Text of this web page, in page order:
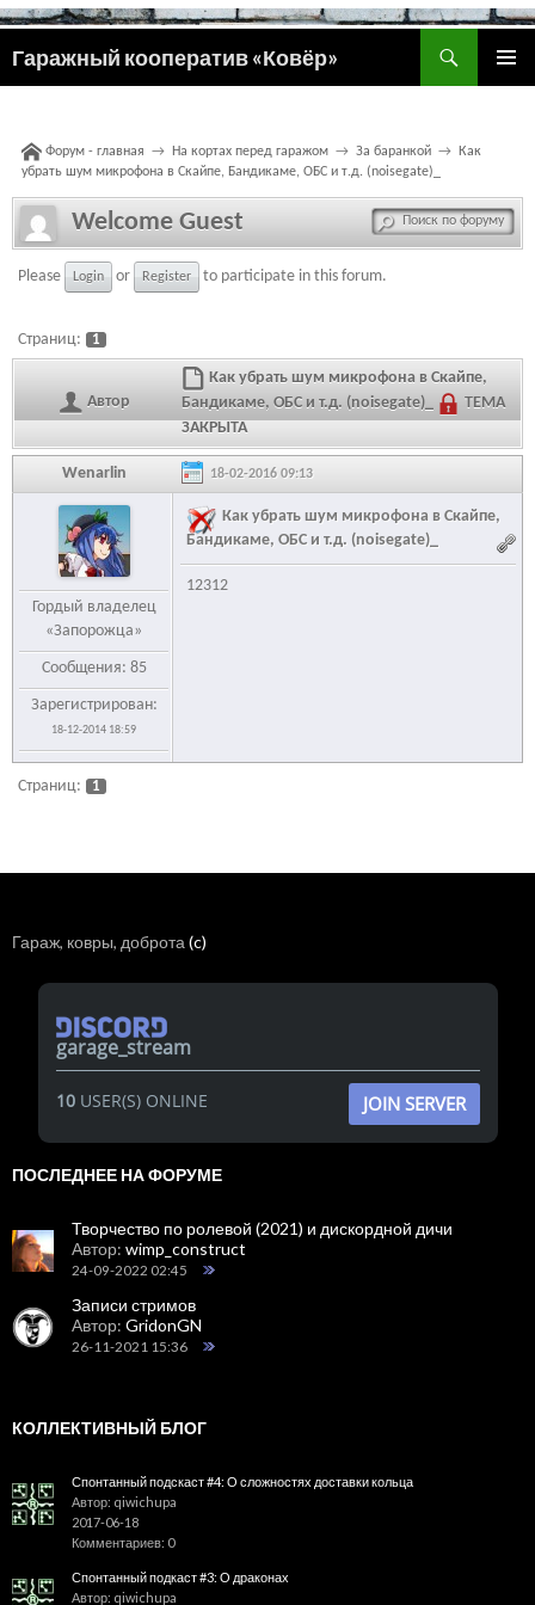
Гаражный кооператив «Ковёр»
ПЕРЕЙТИ
Форум - главная → На кортах перед гаражом → За баранкой →
Как
убрать шум микрофона в Скайпе, Бандикаме, ОБС и т.д. (noisegate)_
Welcome Guest
Please Login or Register to participate in this forum.
Страниц: 1
Автор
Как убрать шум микрофона в Скайпе,
Бандикаме, ОБС и т.д. (noisegate)_
ТЕМА
ЗАКРЫТА
Wenarlin 18-02-2016 09:13
Гордый владелец
«Запорожца»
Сообщения: 85
Зарегистрирован:
18-12-2014 18:59
Как убрать шум микрофона в Скайпе,
Бандикаме, ОБС и т.д. (noisegate)_
12312
Страниц: 1
Гараж, ковры, доброта (c)
garage_stream
10USER(S) ONLINE JOIN SERVER
ПОСЛЕДНЕЕ НА ФОРУМЕ
Творчество по ролевой (2021) и дискордной дичи
Автор: wimp_construct
24-09-2022 02:45
Записи стримов
Автор: GridonGN
26-11-2021 15:36
КОЛЛЕКТИВНЫЙ БЛОГ
Спонтанный подскаст #4: О сложностях доставки кольца
Автор: qiwichupa
2017-06-18
Комментариев: 0
Спонтанный подкаст #3: О драконах
Автор: qiwichupa